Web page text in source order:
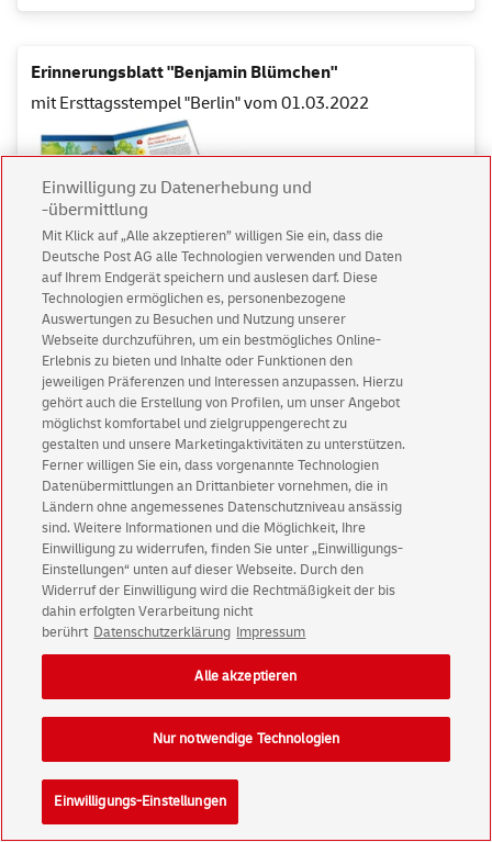
Erinnerungsblatt "Benjamin Blümchen"
mit Ersttagsstempel "Berlin" vom 01.03.2022
6,95 €2)
Sofort lieferbar
in den Warenkorb
Auf die Merkliste
Moses Beachball
ab 8 Jahre
Einwilligung zu Datenerhebung und
-übermittlung
Mit Klick auf „Alle akzeptieren” willigen Sie ein, dass die
Deutsche Post AG alle Technologien verwenden und Daten
auf Ihrem Endgerät speichern und auslesen darf. Diese
Technologien ermöglichen es, personenbezogene
Auswertungen zu Besuchen und Nutzung unserer
Webseite durchzuführen, um ein bestmögliches Online-
Erlebnis zu bieten und Inhalte oder Funktionen den
jeweiligen Präferenzen und Interessen anzupassen. Hierzu
gehört auch die Erstellung von Profilen, um unser Angebot
möglichst komfortabel und zielgruppengerecht zu
gestalten und unsere Marketingaktivitäten zu unterstützen.
Ferner willigen Sie ein, dass vorgenannte Technologien
Datenübermittlungen an Drittanbieter vornehmen, die in
Ländern ohne angemessenes Datenschutzniveau ansässig
sind. Weitere Informationen und die Möglichkeit, Ihre
Einwilligung zu widerrufen, finden Sie unter „Einwilligungs-
Einstellungen“ unten auf dieser Webseite. Durch den
Widerruf der Einwilligung wird die Rechtmäßigkeit der bis
dahin erfolgten Verarbeitung nicht
berührt Datenschutzerklärung Impressum
Einwilligungs-Einstellungen
Nur notwendige Technologien
Alle akzeptieren